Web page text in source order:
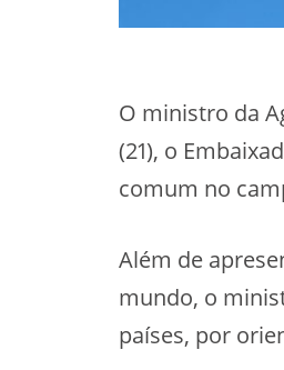
O ministro da
(21), o
comum no
Além de
mundo, o
países, por